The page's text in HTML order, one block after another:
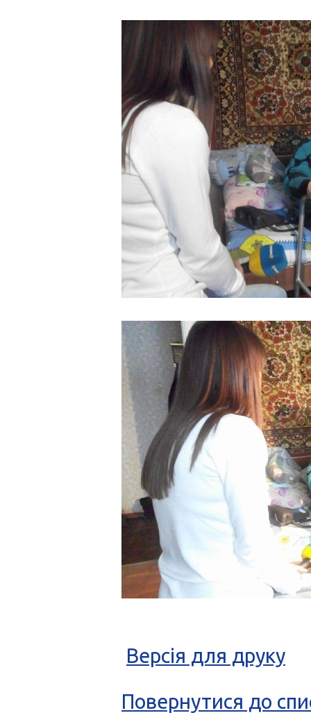
Версія для друку
Повернутися до